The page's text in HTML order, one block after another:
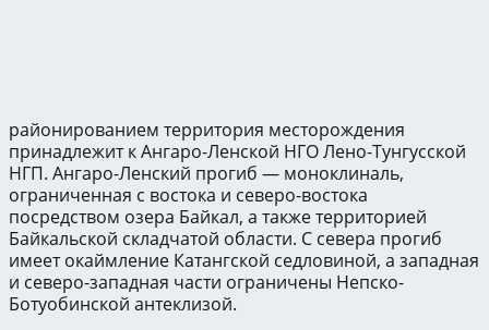
районированием территория месторождения
принадлежит к Ангаро-Ленской НГО Лено-Тунгусской
НГП. Ангаро-Ленский прогиб — моноклиналь,
ограниченная с востока и северо-востока
посредством озера Байкал, а также территорией
Байкальской складчатой области. С севера прогиб
имеет окаймление Катангской седловиной, а западная
и северо-западная части ограничены Непско-
Ботуобинской антеклизой.